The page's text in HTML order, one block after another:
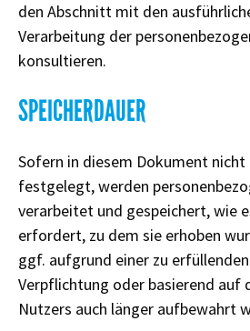
den Abschnitt mit den
Verarbeitung der
konsultieren.
SPEICHERDAUER
Sofern in diesem Dokument
festgelegt, werden
verarbeitet und gespeichert, wie
erfordert, zu dem sie erhoben
ggf. aufgrund einer zu
Verpflichtung oder basierend auf
Nutzers auch länger aufbewahrt